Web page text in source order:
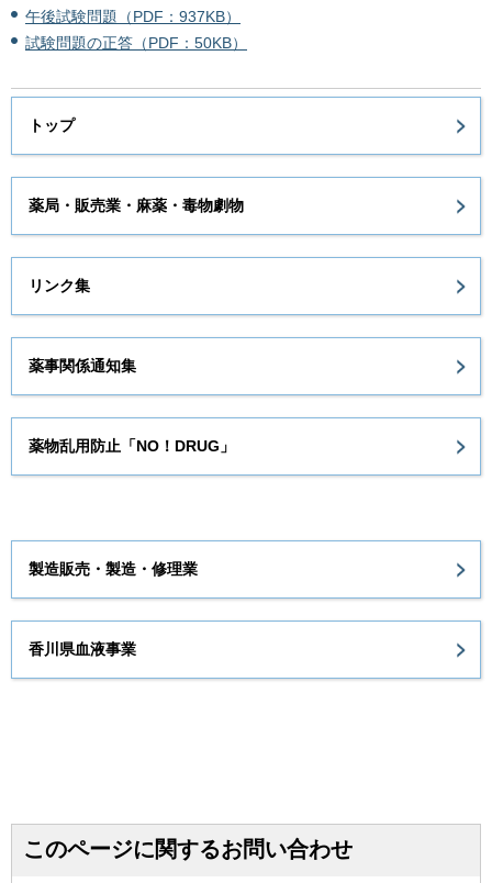
午後試験問題（PDF：937KB）
試験問題の正答（PDF：50KB）
トップ
薬局・販売業・麻薬・毒物劇物
リンク集
薬事関係通知集
薬物乱用防止「NO！DRUG」
製造販売・製造・修理業
香川県血液事業
このページに関するお問い合わせ